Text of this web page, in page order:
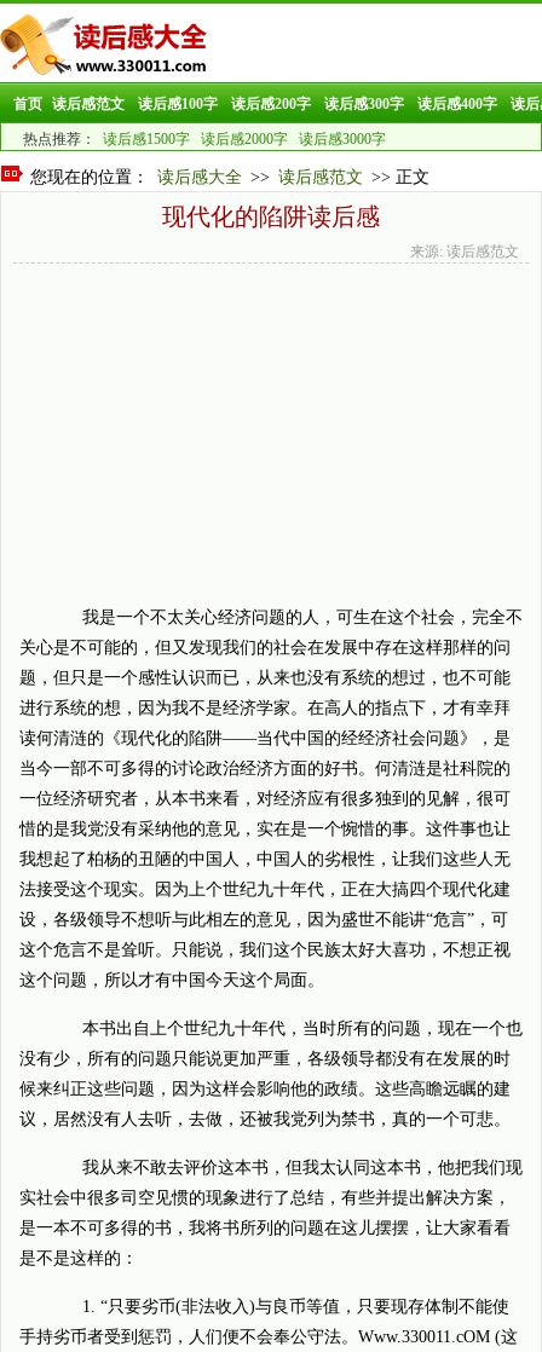
首页 读后感范文 读后感100字 读后感200字 读后感300字 读后感400字 读后
热点推荐： 读后感1500字 读后感2000字 读后感3000字
您现在的位置： 读后感大全 >> 读后感范文 >> 正文
现代化的陷阱读后感
来源: 读后感范文
我是一个不太关心经济问题的人，可生在这个社会，完全不
关心是不可能的，但又发现我们的社会在发展中存在这样那样的问
题，但只是一个感性认识而已，从来也没有系统的想过，也不可能
进行系统的想，因为我不是经济学家。在高人的指点下，才有幸拜
读何清涟的《现代化的陷阱——当代中国的经经济社会问题》，是
当今一部不可多得的讨论政治经济方面的好书。何清涟是社科院的
一位经济研究者，从本书来看，对经济应有很多独到的见解，很可
惜的是我党没有采纳他的意见，实在是一个惋惜的事。这件事也让
我想起了柏杨的丑陋的中国人，中国人的劣根性，让我们这些人无
法接受这个现实。因为上个世纪九十年代，正在大搞四个现代化建
设，各级领导不想听与此相左的意见，因为盛世不能讲“危言”，可
这个危言不是耸听。只能说，我们这个民族太好大喜功，不想正视
这个问题，所以才有中国今天这个局面。
本书出自上个世纪九十年代，当时所有的问题，现在一个也
没有少，所有的问题只能说更加严重，各级领导都没有在发展的时
候来纠正这些问题，因为这样会影响他的政绩。这些高瞻远瞩的建
议，居然没有人去听，去做，还被我党列为禁书，真的一个可悲。
我从来不敢去评价这本书，但我太认同这本书，他把我们现
实社会中很多司空见惯的现象进行了总结，有些并提出解决方案，
是一本不可多得的书，我将书所列的问题在这儿摆摆，让大家看看
是不是这样的：
1. “只要劣币(非法收入)与良币等值，只要现存体制不能使
手持劣币者受到惩罚，人们便不会奉公守法。Www.330011.cOM (这